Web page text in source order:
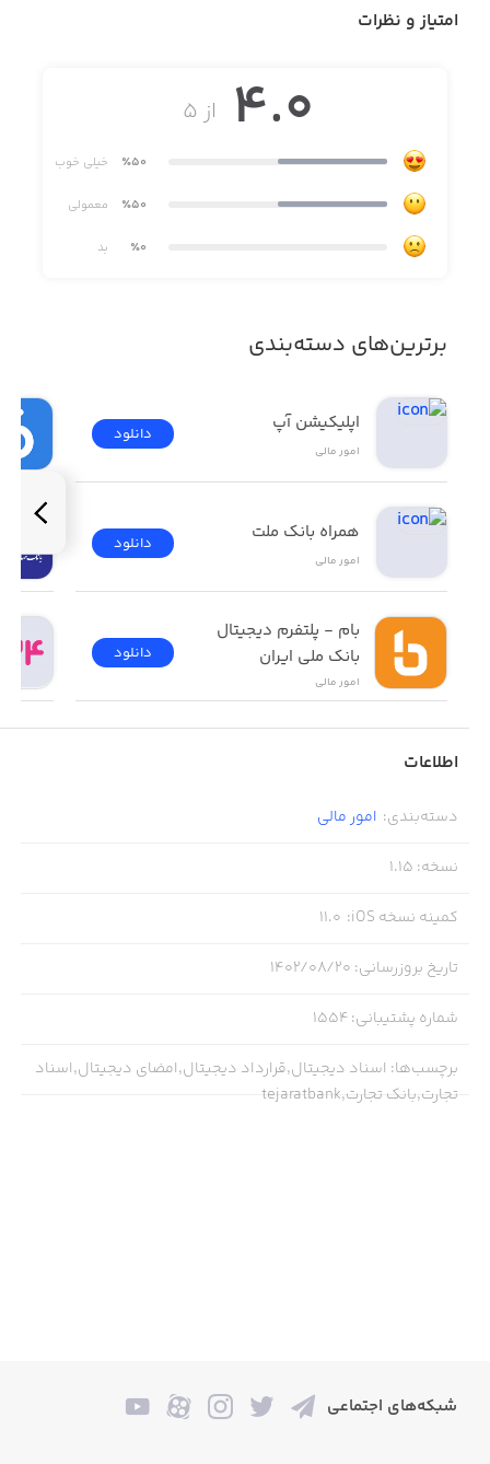
امتیاز و نظرات
از ۵ 4.0
٪50 خیلی خوب
٪50 معمولی
٪0 بد
برترین‌های دسته‌بندی
اپلیکیشن آپ
امور ‌مالی
دانلود
همراه بانک ملت
امور ‌مالی
دانلود
بانک ملی ایران
امور ‌مالی
دانلود
اطلاعات
دسته‌بندی: امور ‌مالی
نسخه:
1.15
کمینه نسخه iOS :
11.0
تاریخ بروزرسانی: ۱۴۰۲/۰۸/۲۰
شماره پشتیبانی:
1554
برچسب‌ها: اسناد دیجیتال,قرارداد دیجیتال,امضای دیجیتال,اسناد
تجارت,بانک تجارت,tejaratbank
شبکه‌های اجتماعی